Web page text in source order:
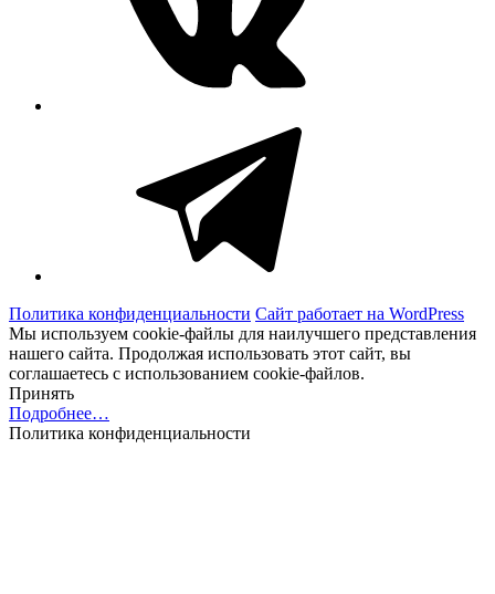
Политика конфиденциальности Сайт работает на WordPress
Мы используем cookie-файлы для наилучшего представления
нашего сайта. Продолжая использовать этот сайт, вы
соглашаетесь с использованием cookie-файлов.
Принять
Подробнее…
Политика конфиденциальности